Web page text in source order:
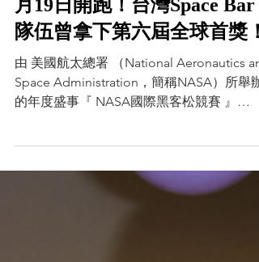
2018年8月21日
2018 NASA國際黑客松競賽10
月19日開跑！台灣Space Bar
隊伍曾拿下第六屆全球首獎！
Space Administration，簡稱NASA）所舉辦
（NASA's International Space Apps